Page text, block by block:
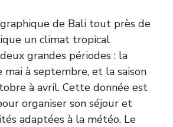
de Bali tout près de
un climat tropical
grandes périodes : la
mai à septembre, et la saison
à avril. Cette donnée est
organiser son séjour et
adaptées à la météo. Le